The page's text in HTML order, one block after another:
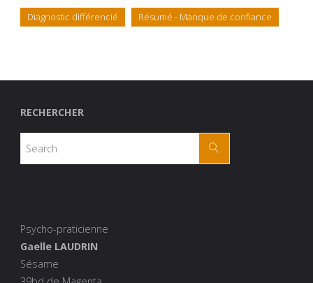
Diagnostic différencié Résumé - Manque de confiance
RECHERCHER
Psycho-praticienne
Gaelle LAUDRIN
Sésame